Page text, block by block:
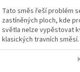
Tato směs řeší problém
zastíněných ploch, kde
světla nelze vypěstovat
klasických travních
obsahuje lipnici...